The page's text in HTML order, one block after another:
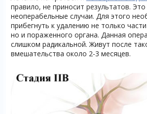
правило, не приносит результатов.
неоперабельные случаи. Для этого
прибегнуть к удалению не только
но и пораженного органа. Данная
слишком радикальной. Живут после
вмешательства около 2-3 месяцев.